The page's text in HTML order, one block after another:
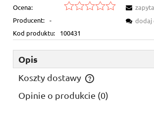
Ocena:
Producent: -
Kod produktu:
100431
dodaj
Opis
Koszty dostawy
Cena nie zawiera ewentualnych kosztów
Opinie o produkcie (0)